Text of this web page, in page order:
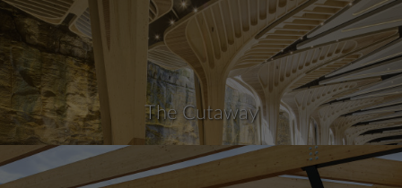
The Cutaway